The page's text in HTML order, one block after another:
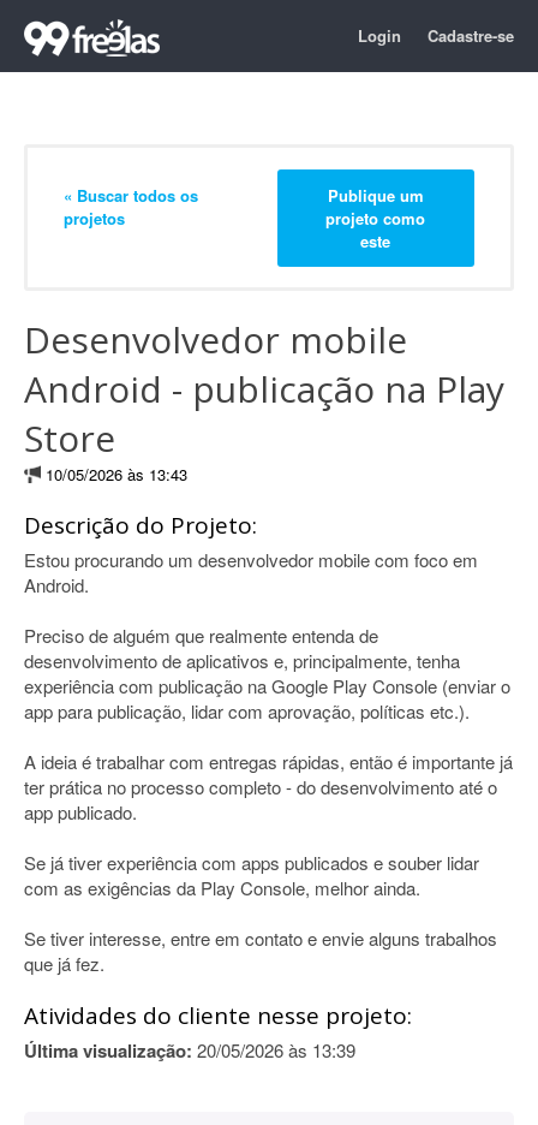
Login Cadastre-se
« Buscar todos os
projetos
Publique um
projeto como
este
Desenvolvedor mobile
Android - publicação na Play
Store
10/05/2026 às 13:43
Descrição do Projeto:
Estou procurando um desenvolvedor mobile com foco em
Android.
Preciso de alguém que realmente entenda de
desenvolvimento de aplicativos e, principalmente, tenha
experiência com publicação na Google Play Console (enviar o
app para publicação, lidar com aprovação, políticas etc.).
A ideia é trabalhar com entregas rápidas, então é importante já
ter prática no processo completo - do desenvolvimento até o
app publicado.
Se já tiver experiência com apps publicados e souber lidar
com as exigências da Play Console, melhor ainda.
Se tiver interesse, entre em contato e envie alguns trabalhos
que já fez.
Atividades do cliente nesse projeto:
Última visualização: 20/05/2026 às 13:39